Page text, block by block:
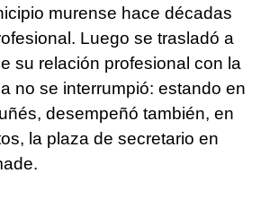
murense hace décadas
Luego se trasladó a
su relación profesional con la
no se interrumpió: estando en
desempeñó también, en
la plaza de secretario en